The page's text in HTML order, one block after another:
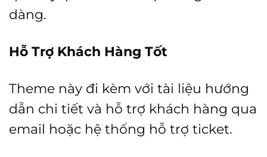
dàng.
Hỗ Trợ Khách Hàng Tốt
Theme này đi kèm với tài liệu hướng
dẫn chi tiết và hỗ trợ khách hàng qua
email hoặc hệ thống hỗ trợ ticket.